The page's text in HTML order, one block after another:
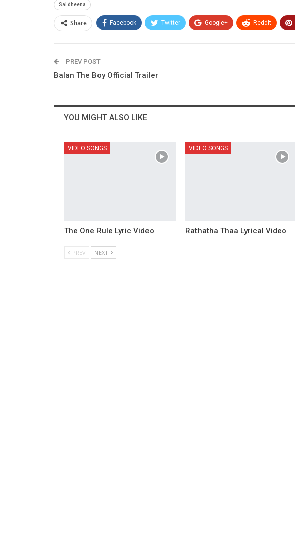
Sai dheena
Share Facebook Twitter Google+ ReddIt
PREV POST
Balan The Boy Official Trailer
YOU MIGHT ALSO LIKE
VIDEO SONGS
The One Rule Lyric Video
VIDEO SONGS
Rathatha Thaa Lyrical Video
PREV NEXT